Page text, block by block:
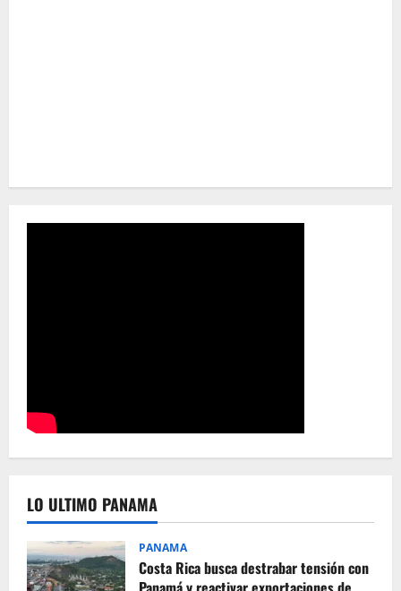
LO ULTIMO PANAMA
PANAMA
Costa Rica busca destrabar tensión con